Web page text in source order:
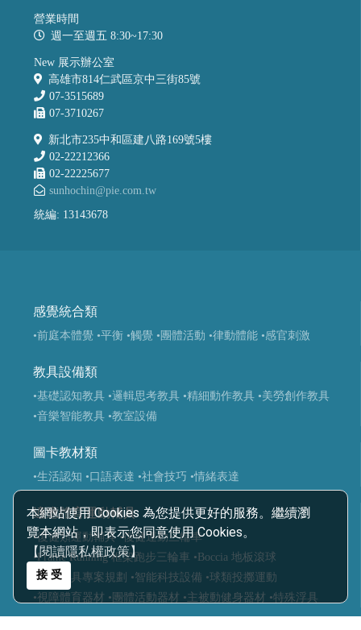
本網站使用 Cookies 為您提供更好的服務。繼續瀏
覽本網站，即表示您同意使用 Cookies。
【閱讀隱私權政策】
接 受
營業時間
週一至週五 8:30~17:30
New 展示辦公室
高雄市814仁武區京中三街85號
07-3515689
07-3710267
新北市235中和區建八路169號5樓
02-22212366
02-22225677
sunhochin@pie.com.tw
統編: 13143678
感覺統合類
•前庭本體覺 •平衡 •觸覺 •團體活動 •律動體能 •感官刺激
教具設備類
•基礎認知教具 •邏輯思考教具 •精細動作教具 •美勞創作教具
•音樂智能教具 •教室設備
圖卡教材類
•生活認知 •口語表達 •社會技巧 •情緒表達
適應體育運動輔具
•復健類運動輔具 •復健運動三輪車
•Frame Running 框架跑步三輪車 •Boccia 地板滾球
•運動輔具專案規劃 •智能科技設備 •球類投擲運動
•視障體育器材 •團體活動器材 •主被動健身器材 •特殊浮具